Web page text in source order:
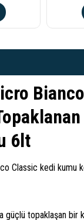
6lt
Classic kedi kumu
güçlü topaklaşan bir